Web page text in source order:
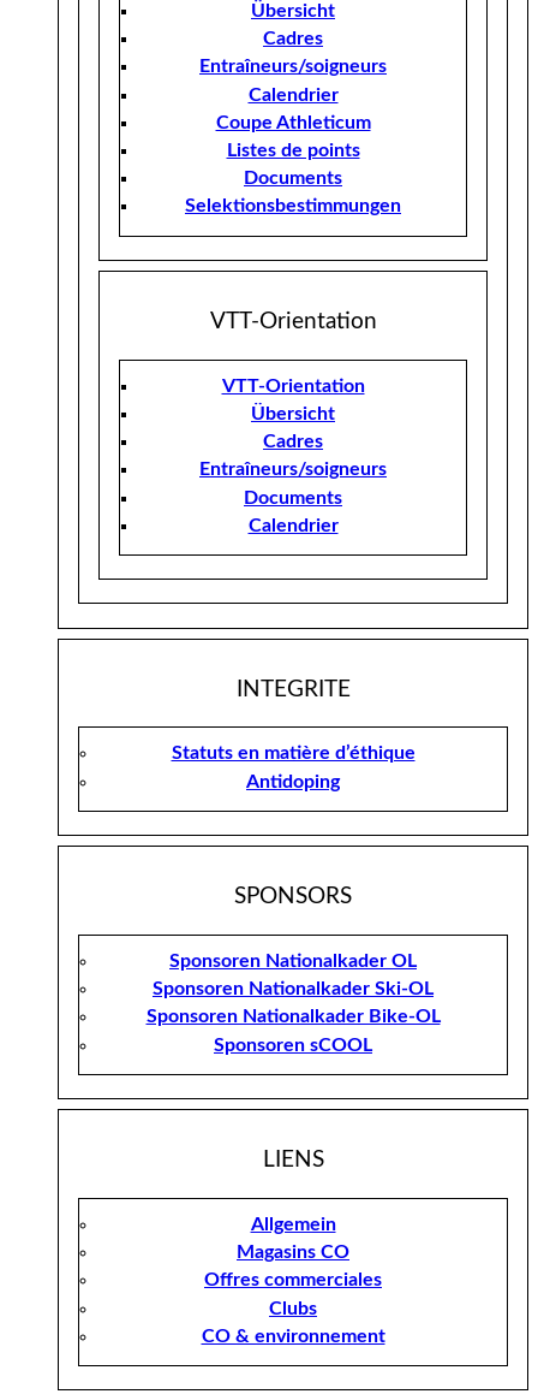
Übersicht
Cadres
Entraîneurs/soigneurs
Calendrier
Coupe Athleticum
Listes de points
Documents
Selektionsbestimmungen
VTT-Orientation
VTT-Orientation
Übersicht
Cadres
Entraîneurs/soigneurs
Documents
Calendrier
INTEGRITE
Statuts en matière d’éthique
Antidoping
SPONSORS
Sponsoren Nationalkader OL
Sponsoren Nationalkader Ski-OL
Sponsoren Nationalkader Bike-OL
Sponsoren sCOOL
LIENS
Allgemein
Magasins CO
Offres commerciales
Clubs
CO & environnement